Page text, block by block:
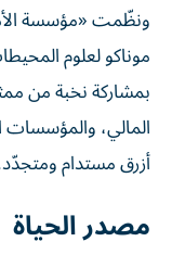
ونظّمت «مؤسسة
موناكو لعلوم
بمشاركة نخبة من
المالي، والمؤسسات
أزرق مستدام
مصدر الحياة